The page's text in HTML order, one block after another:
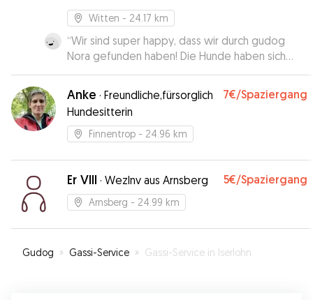
Witten - 24.17 km
“Wir sind super happy, dass wir durch gudog
Nora gefunden haben! Die Hunde haben sich
direkt gefreut und sich vertraut verhalten. Wir
haben immer wieder Rückmeldung und süße
Fotos erhalten und haben uns während unserer
Reise keine Sekunde Sorgen machen müssen.
Ihre entspannte und sichere Art färbt auf die
bis zum nächsten Mal!”
Anke · Freundliche,fürsorglich
Hundesitterin
7€/Spaziergang
Finnentrop - 24.96 km
Er VIII · Wezlnv aus Arnsberg 5€/Spaziergang
Arnsberg - 24.99 km
Gudog » Gassi-Service » Gassi-Service in Iserlohn